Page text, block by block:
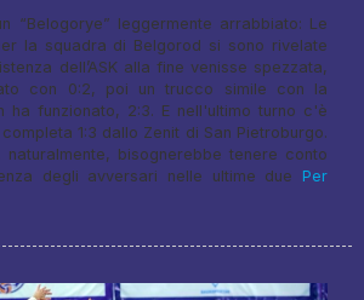
“Belogorye” leggermente arrabbiato: Le
la squadra di Belgorod si sono rivelate
dell’ASK alla fine venisse spezzata,
con 0:2, poi un trucco simile con la
ha funzionato, 2:3. E nell'ultimo turno c'è
1:3 dallo Zenit di San Pietroburgo.
bisognerebbe tenere conto
degli avversari nelle ultime due Per